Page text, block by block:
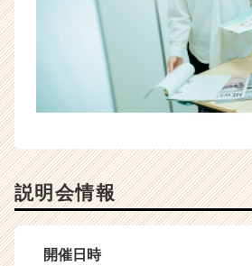
説明会情報
開催日時